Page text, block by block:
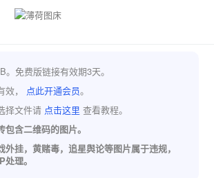
。免费版链接有效期3天。
效， 点此开通会员。
择文件请 点击这里 查看教程。
含二维码的图片。
外挂，黄赌毒，追星舆论等图片属于违规，
理。